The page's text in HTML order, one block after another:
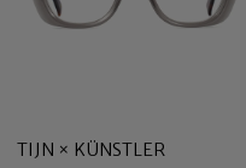
TIJN × KÜNSTLER